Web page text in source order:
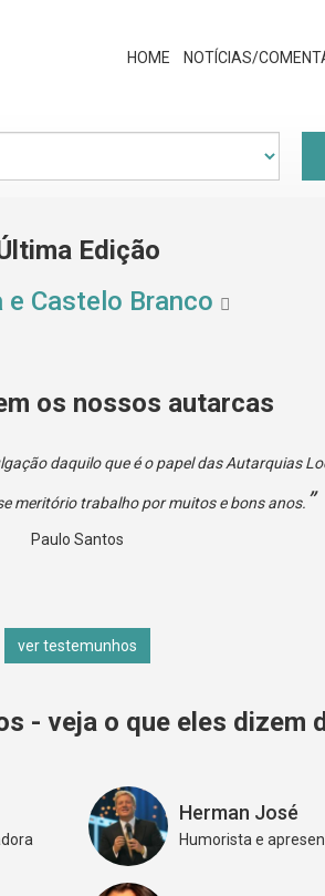
HOME NOTÍCIAS/
Edição
e Castelo Branco
os nossos autarcas
daquilo que é o papel das Autarquias
meritório trabalho por muitos e bons anos.
Paulo Santos
ver testemunhos
- veja o que eles dizem
Herman José
Humorista e